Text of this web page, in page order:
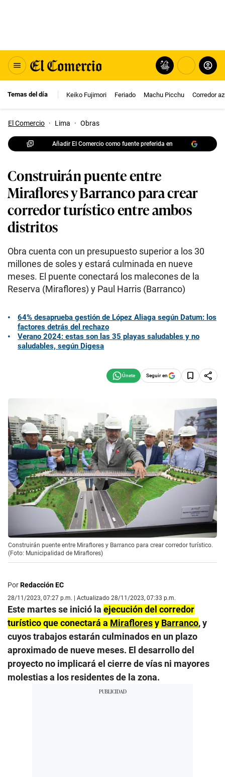
Temas del día Keiko Fujimori Feriado Machu Picchu Corredor
El Comercio · Lima · Obras
Añadir El Comercio como fuente preferida en
Construirán puente entre
Miraflores y Barranco para crear
corredor turístico entre ambos
distritos
Obra cuenta con un presupuesto superior a los 30
millones de soles y estará culminada en nueve
meses. El puente conectará los malecones de la
Reserva (Miraflores) y Paul Harris (Barranco)
64% desaprueba gestión de López Aliaga según Datum: los
factores detrás del rechazo
Verano 2024: estas son las 35 playas saludables y no
saludables, según Digesa
Seguir en
Construirán puente entre Miraflores y Barranco para crear corredor turístico.
(Foto: Municipalidad de Miraflores)
PorRedacción EC
28/11/2023, 07:27 p.m. | Actualizado 28/11/2023, 07:33 p.m.
Este martes se inició la ejecución del corredor
turístico que conectará a Mirafloresy Barranco, y
cuyos trabajos estarán culminados en un plazo
aproximado de nueve meses. El desarrollo del
proyecto no implicará el cierre de vías ni mayores
molestias a los residentes de la zona.